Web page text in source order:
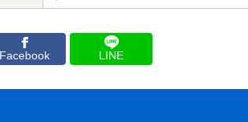
Facebook LINE